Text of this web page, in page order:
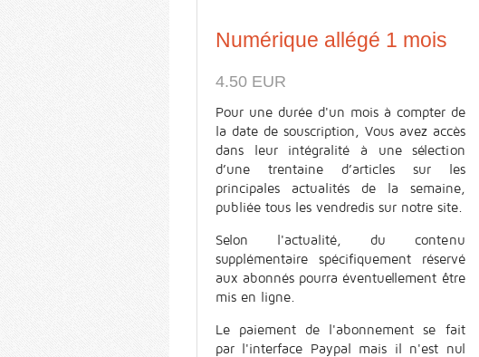
Numérique allégé 1 mois
4.50 EUR
Pour une durée d'un mois à compter de
la date de souscription, Vous avez accès
dans leur intégralité à une sélection
d’une trentaine d’articles sur les
principales actualités de la semaine,
publiée tous les vendredis sur notre site.
Selon l'actualité, du contenu
supplémentaire spécifiquement réservé
aux abonnés pourra éventuellement être
mis en ligne.
Le paiement de l'abonnement se fait
par l'interface Paypal mais il n'est nul